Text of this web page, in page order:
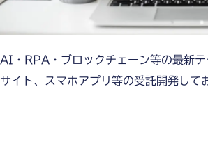
AI・RPA・ブロックチェーン等の最新
サイト、スマホアプリ等の受託開発して